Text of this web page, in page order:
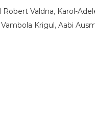
Valdna, Karol-
Krigul, Aabi